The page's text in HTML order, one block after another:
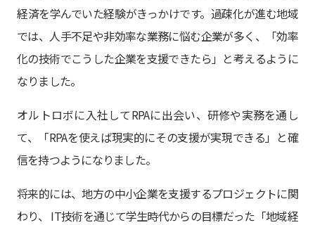
経済を学んでいた経験がきっかけです。過疎化が進む地域
では、人手不足や非効率な業務に悩む企業が多く、「効率
化の技術でこうした企業を支援できたら」と考えるように
なりました。
オルトロボに入社してRPAに出会い、研修や実務を通し
て、「RPAを使えば現実的にその支援が実現できる」と確
信を持つようになりました。
将来的には、地方の中小企業を支援するプロジェクトに関
わり、 IT技術を通じて学生時代からの目標だった「地域経